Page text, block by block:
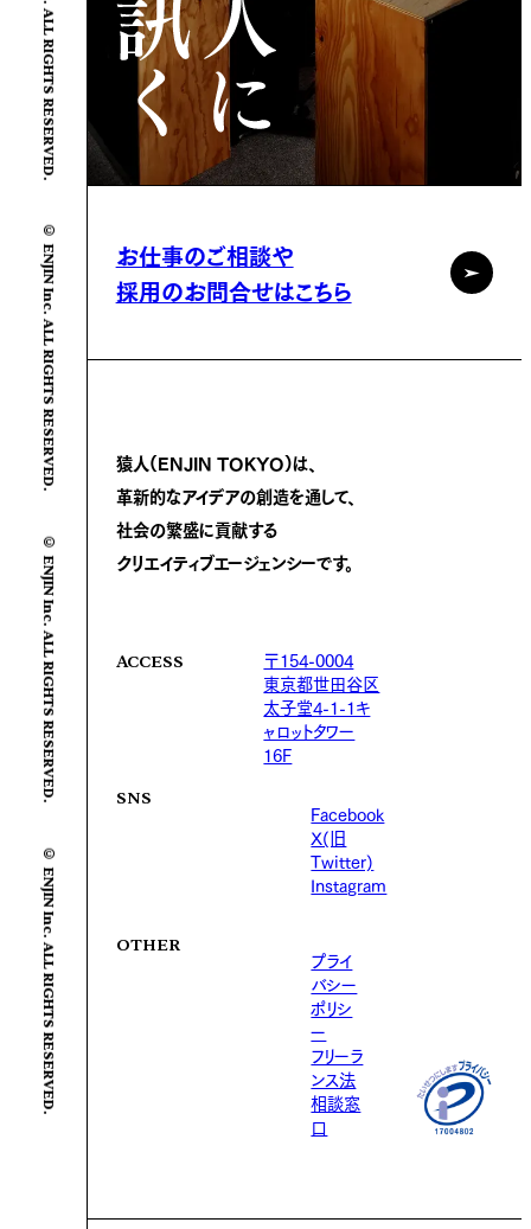
© ENJIN Inc. ALL RIGHTS RESERVED.
© ENJIN Inc. ALL RIGHTS RESERVED.
© ENJIN Inc. ALL RIGHTS RESERVED.
お仕事のご相談や
採用のお問合せはこちら
猿人(ENJIN TOKYO)は、
革新的なアイデアの創造を通して、
社会の繁盛に貢献する
クリエイティブエージェンシーです。
ACCESS
〒154-0004
東京都世田谷区
太子堂4-1-1キ
ャロットタワー
16F
SNS
Facebook
X(旧
Twitter)
Instagram
OTHER
プライ
バシー
ポリシ
ー
フリーラ
ンス法
相談窓
口